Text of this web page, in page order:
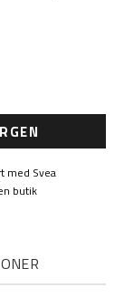
med Svea
butik